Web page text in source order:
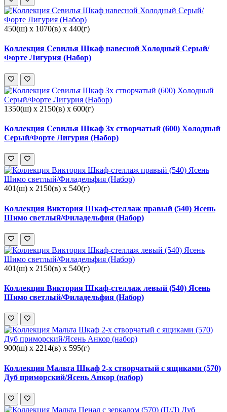
450(ш) x 1070(в) x 440(г)
Коллекция Севилья Шкаф навесной Холодный Серый/
Форте Лигурия (Набор)
1350(ш) x 2150(в) x 600(г)
Коллекция Севилья Шкаф 3х створчатый (600) Холодный
Серый/Форте Лигурия (Набор)
401(ш) x 2150(в) x 540(г)
Коллекция Виктория Шкаф-стеллаж правый (540) Ясень
Шимо светлый/Филадельфия (Набор)
401(ш) x 2150(в) x 540(г)
Коллекция Виктория Шкаф-стеллаж левый (540) Ясень
Шимо светлый/Филадельфия (Набор)
900(ш) x 2214(в) x 595(г)
Коллекция Мальта Шкаф 2-х створчатый с ящиками (570)
Дуб приморский/Ясень Анкор (набор)